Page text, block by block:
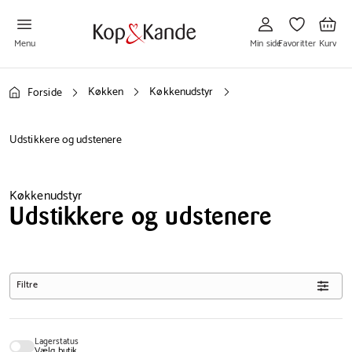
Menu
til
Min
side
Min side
til
Favoritter
Favoritter
til
Kurv
Kurv
Forside Køkken Køkkenudstyr
Udstikkere og udstenere
Køkkenudstyr
Udstikkere og udstenere
Filtre
Lagerstatus